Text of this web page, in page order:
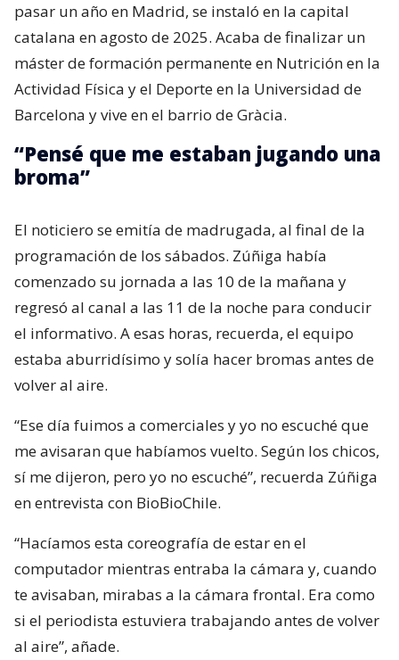
pasar un año en Madrid, se instaló en la capital
catalana en agosto de 2025. Acaba de finalizar un
máster de formación permanente en Nutrición en la
Actividad Física y el Deporte en la Universidad de
Barcelona y vive en el barrio de Gràcia.
“Pensé que me estaban jugando una
broma”
El noticiero se emitía de madrugada, al final de la
programación de los sábados. Zúñiga había
comenzado su jornada a las 10 de la mañana y
regresó al canal a las 11 de la noche para conducir
el informativo. A esas horas, recuerda, el equipo
estaba aburridísimo y solía hacer bromas antes de
volver al aire.
“Ese día fuimos a comerciales y yo no escuché que
me avisaran que habíamos vuelto. Según los chicos,
sí me dijeron, pero yo no escuché”, recuerda Zúñiga
en entrevista con BioBioChile.
“Hacíamos esta coreografía de estar en el
computador mientras entraba la cámara y, cuando
te avisaban, mirabas a la cámara frontal. Era como
si el periodista estuviera trabajando antes de volver
al aire”, añade.